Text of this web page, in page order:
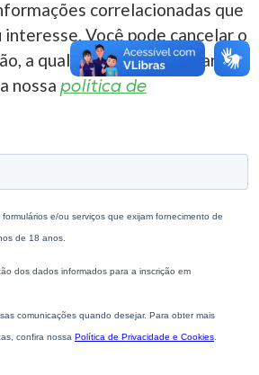
correlacionadas que
interesse. Você pode cancelar o
a qualquer momento. Para
nossa política de